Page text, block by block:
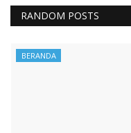
RANDOM POSTS
BERANDA